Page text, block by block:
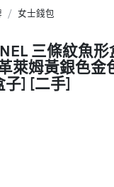
女士錢包
三條紋魚
萊姆黃銀色金
子] [二手]